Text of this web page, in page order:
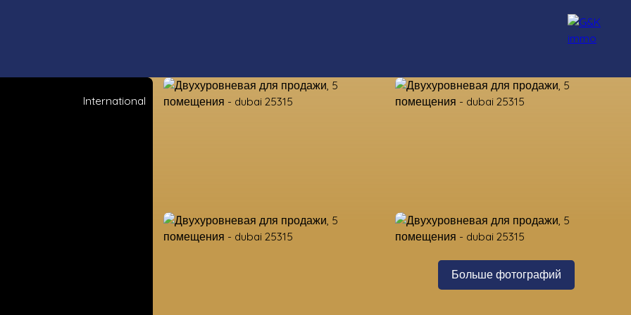
International
Больше фотографий